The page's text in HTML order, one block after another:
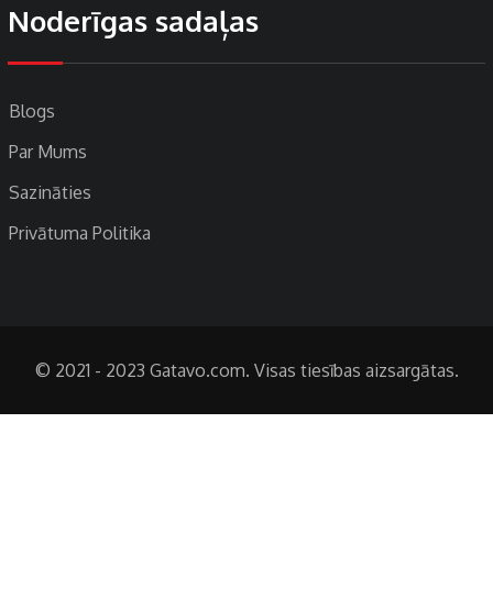
Noderīgas sadaļas
Blogs
Par Mums
Sazināties
Privātuma Politika
© 2021 - 2023 Gatavo.com. Visas tiesības aizsargātas.